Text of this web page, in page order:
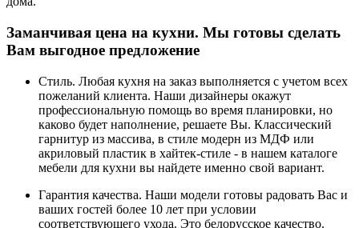
Заманчивая цена на кухни. Мы готовы сделать
Вам выгодное предложение
Стиль. Любая кухня на заказ выполняется с учетом всех
пожеланий клиента. Наши дизайнеры окажут
профессиональную помощь во время планировки, но
каково будет наполнение, решаете Вы. Классический
гарнитур из массива, в стиле модерн из МДФ или
акриловый пластик в хайтек-стиле - в нашем каталоге
мебели для кухни вы найдете именно свой вариант.
Гарантия качества. Наши модели готовы радовать Вас и
ваших гостей более 10 лет при условии
соответствующего ухода. Это белорусское качество.